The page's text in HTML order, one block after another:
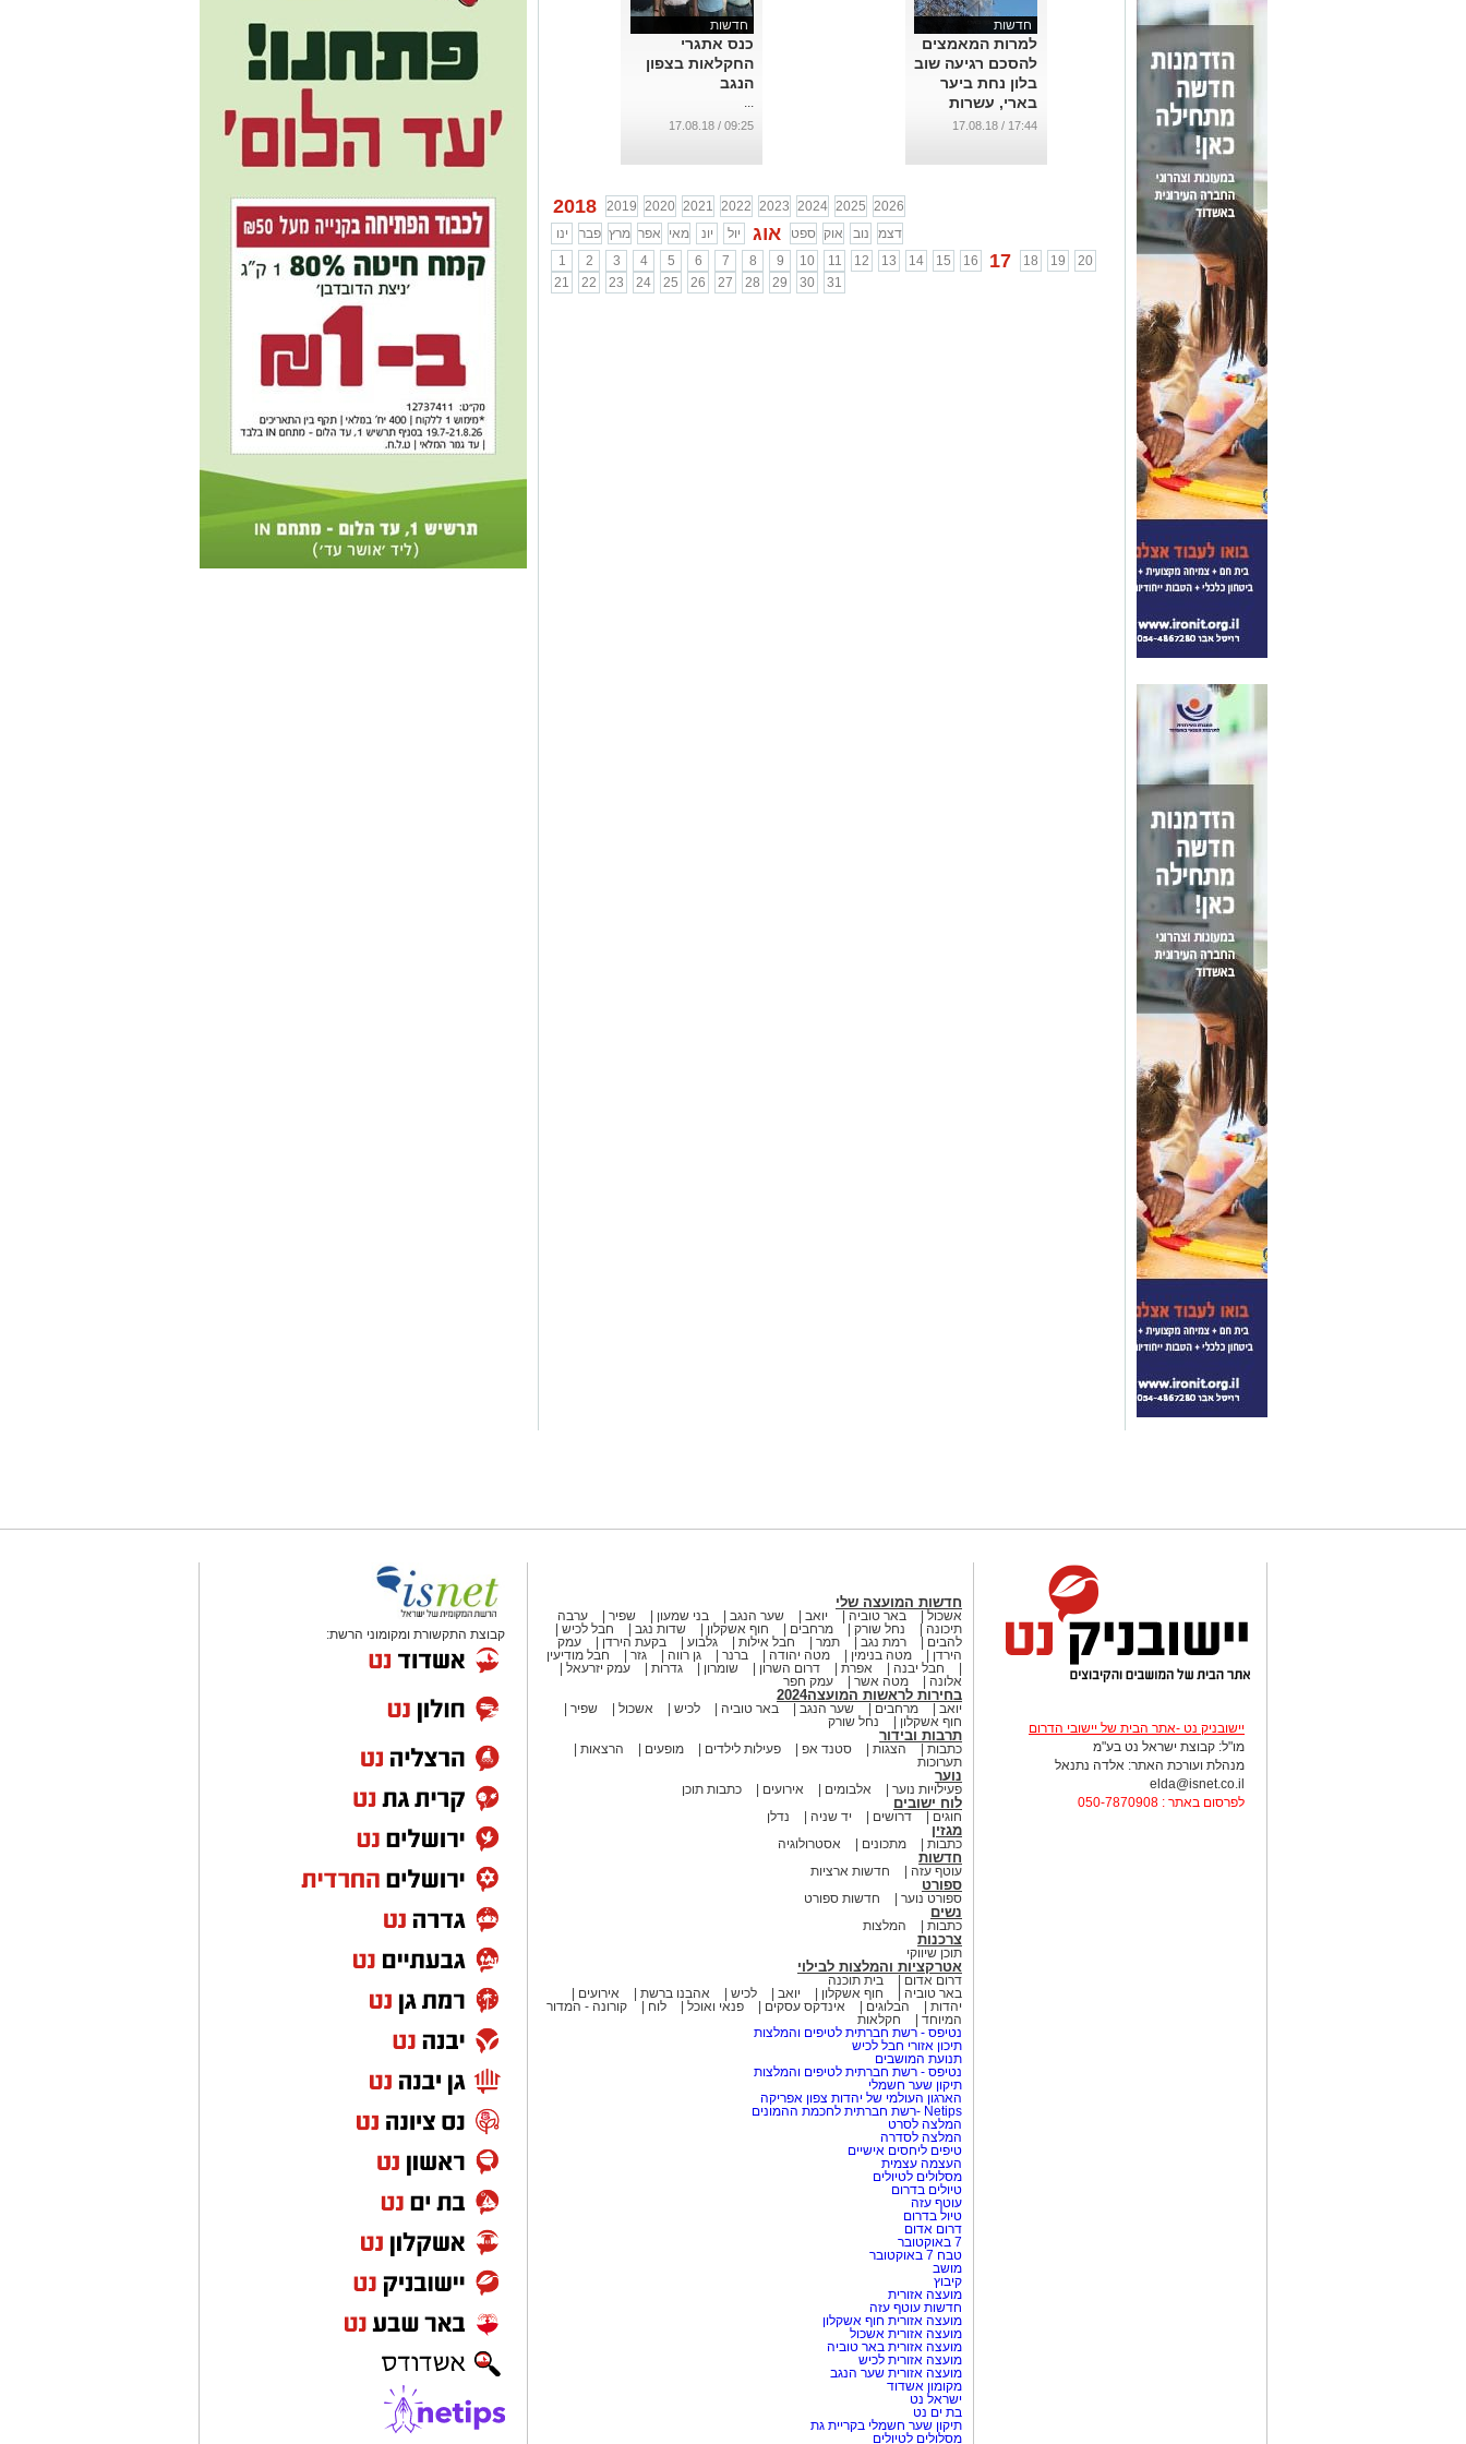
חדשות
למרות המאמצים
להסכם רגיעה שוב
בלון נחת ביער
בארי, עשרות
מפגינים על גבול
...
17:44 / 17.08.18
חדשות
כנס אתגרי
החקלאות בצפון
הנגב
...
09:25 / 17.08.18
2018 2019 2020 2021 2022 2023 2024 2025 2026
ינו
פבר מרץ אפר מאי יונ יול אוג ספט אוק נוב
דצמ
1
2 3 4 5 6 7 8 9 10 11 12 13 14 15 16 17 18 19
20
21
22 23 24 25 26 27 28 29 30 31
יישובניק נט -אתר הבית של יישובי הדרום
מו"ל: קבוצת ישראל נט בע"מ
מנהלת ועורכת האתר: אלדה נתנאל
elda@isnet.co.il
לפרסום באתר : 050-7870908
חדשות המועצה שלי
אשכול באר טוביה יואב שער הנגב בני שמעון שפיר
ערבה
תיכונה
נחל שורק מרחבים חוף אשקלון שדות נגב
חבל לכיש
להבים
רמת נגב תמר חבל אילות גלבוע בקעת הירדן
עמק
הירדן
מטה בנימין מטה יהודה ברנר גן רווה גזר
חבל מודיעין
חבל יבנה
אפרת דרום השרון שומרון גדרות
עמק יזרעאל
אלונה
מטה אשר עמק חפר
בחירות לראשות המועצה2024
יואב מרחבים שער הנגב באר טוביה לכיש אשכול
שפיר
חוף אשקלון
נחל שורק
תרבות ובידור
כתבות הצגות סטנד אפ פעילות לילדים מופעים
הרצאות
תערוכות
נוער
פעילויות נוער אלבומים אירועים כתבות תוכן
לוח ישובים
חוגים דרושים יד שניה נדלן
מגזין
כתבות מתכונים אסטרולוגיה
חדשות
עוטף עזה חדשות ארציות
ספורט
ספורט נוער חדשות ספורט
נשים
כתבות המלצות
צרכנות
תוכן שיווקי
אטרקציות והמלצות לבילוי
דרום אדום
בית תוכנה
באר טוביה
חוף אשקלון יואב לכיש אהבנו ברשת
אירועים
יהדות
הבלוגים אינדקס עסקים פנאי ואוכל לוח
קורונה - המדור
המיוחד
חקלאות
נטיפס - רשת חברתית לטיפים והמלצות
תיכון אזורי חבל לכיש
תנועת המושבים
נטיפס - רשת חברתית לטיפים והמלצות
תיקון שער חשמלי
הארגון העולמי של יהדות צפון אפריקה
Netips -רשת חברתית לחכמת ההמונים
המלצה לסרט
המלצה לסדרה
טיפים ליחסים אישיים
העצמה עצמית
מסלולים לטיולים
טיולים בדרום
עוטף עזה
טיול בדרום
דרום אדום
7 באוקטובר
טבח 7 באוקטובר
מושב
קיבוץ
מועצה אזורית
חדשות עוטף עזה
מועצה אזורית חוף אשקלון
מועצה אזורית אשכול
מועצה אזורית באר טוביה
מועצה אזורית לכיש
מועצה אזורית שער הנגב
מקומון אשדוד
ישראל נט
בת ים נט
תיקון שער חשמלי בקריית גת
מסלולים לטיולים
קבוצת התקשורת ומקומוני הרשת: